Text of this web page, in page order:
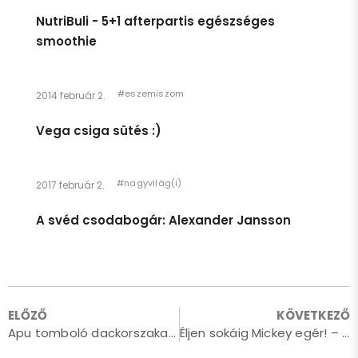
Egészen pár héttel ezelőttig úgy éreztem, hogy én egy
NutriBuli - 5+1 afterpartis egészséges
smoothie
2014 február 2. #eszemiszom
Vega csiga sütés :)
2017 február 2. #nagyvilág(i)
A svéd csodabogár: Alexander Jansson
ELŐZŐ
Apu tomboló dackorszaka vagyok
KÖVETKEZŐ
Éljen sokáig Mickey egér! – 90+os a fess öregúr